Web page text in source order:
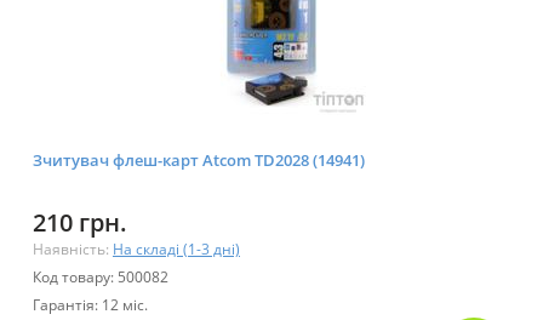
Зчитувач флеш-карт Atcom TD2028 (14941)
210 грн.
Наявність: На складі (1-3 дні)
Код товару: 500082
Гарантія: 12 міс.